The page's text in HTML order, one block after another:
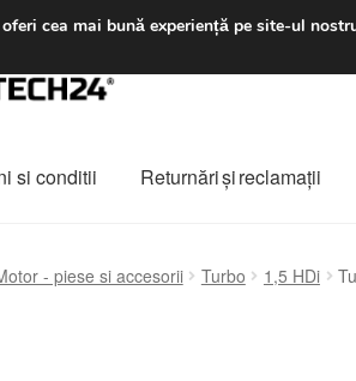
33 lei
si conditii Returnări şi reclamații
- piese si accesorii Turbo 1,5 HDi
cea mai bună experiență pe site-ul